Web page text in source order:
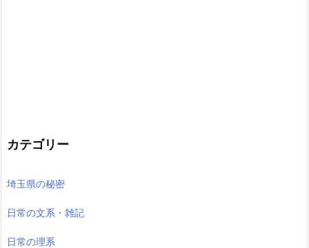
カテゴリー
埼玉県の秘密
日常の文系・雑記
日常の理系